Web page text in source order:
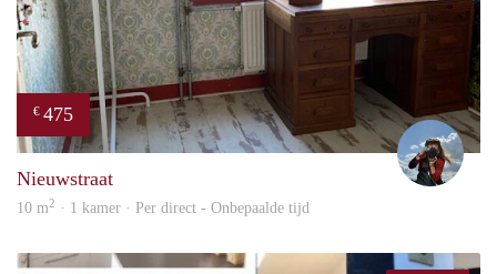
€ 475
Nieuwstraat
10 m2 · 1 kamer · Per direct - Onbepaalde tijd